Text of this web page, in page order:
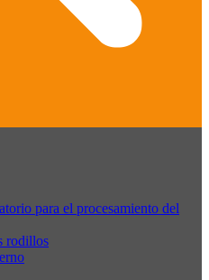
para el procesamiento del
rodillos